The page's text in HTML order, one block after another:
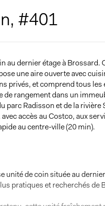
#401
au dernier étage à Brossard.
une aire ouverte avec
privés, et comprend tous
rangement dans un
parc Radisson et de la
accès au Costco, aux
au centre-ville (20 min).
unité de coin située au
pratiques et recherchés de